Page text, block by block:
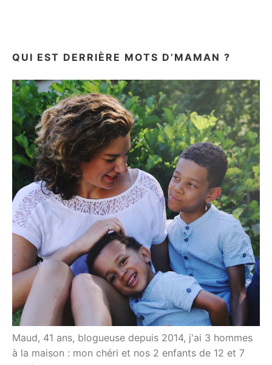
AVIS
QUI EST DERRIÈRE MOTS D’MAMAN ?
Maud, 41 ans, blogueuse depuis 2014, j'ai 3 hommes
à la maison : mon chéri et nos 2 enfants de 12 et 7